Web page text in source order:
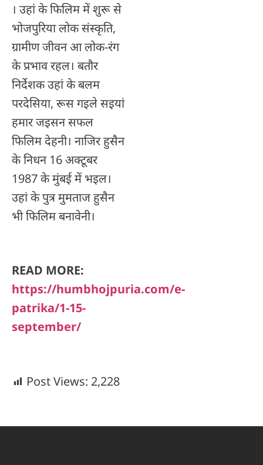
। उहां के फिलिम में शुरू से
भोजपुरिया लोक संस्कृति,
ग्रामीण जीवन आ लोक-रंग
के प्रभाव रहल। बतौर
निर्देशक उहां के बलम
परदेसिया, रूस गइले सइयां
हमार जइसन सफल
फिलिम देहनी। नाजिर हुसैन
के निधन 16 अक्टूबर
1987 के मुंबई में भइल।
उहां के पुत्र मुमताज हुसैन
भी फिलिम बनावेनी।
READ MORE:
https://humbhojpuria.com/e-
patrika/1-15-
september/
Post Views: 2,228